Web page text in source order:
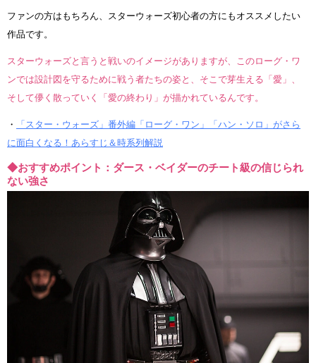
ファンの方はもちろん、スターウォーズ初心者の方にもオススメしたい
作品です。
スターウォーズと言うと戦いのイメージがありますが、このローグ・ワ
ンでは設計図を守るために戦う者たちの姿と、そこで芽生える「愛」、
そして儚く散っていく「愛の終わり」が描かれているんです。
・
「スター・ウォーズ」番外編「ローグ・ワン」「ハン・ソロ」がさら
に面白くなる！あらすじ＆時系列解説
◆おすすめポイント：ダース・ベイダーのチート級の信じられ
ない強さ